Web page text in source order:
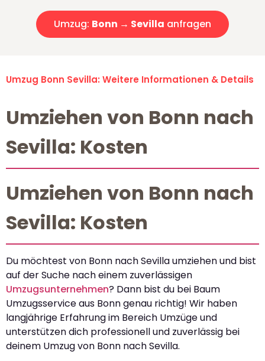
Umzug: Bonn → Sevilla anfragen
Umzug Bonn Sevilla: Weitere Informationen & Details
Umziehen von Bonn nach
Sevilla: Kosten
Umziehen von Bonn nach
Sevilla: Kosten
Du möchtest von Bonn nach Sevilla umziehen und bist
auf der Suche nach einem zuverlässigen
Umzugsunternehmen? Dann bist du bei Baum
Umzugsservice aus Bonn genau richtig! Wir haben
langjährige Erfahrung im Bereich Umzüge und
unterstützen dich professionell und zuverlässig bei
deinem Umzug von Bonn nach Sevilla.